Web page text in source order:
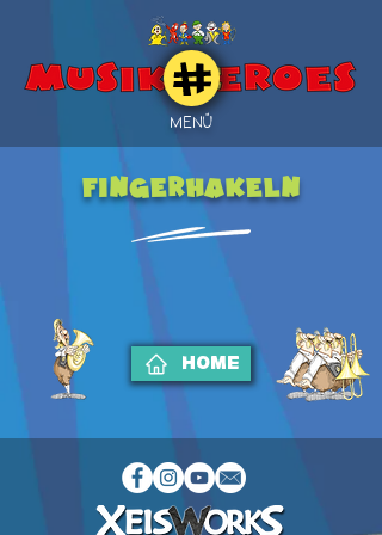
MENÜ
FINGERHAKELN
HOME